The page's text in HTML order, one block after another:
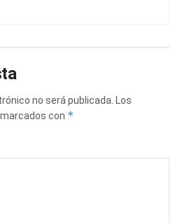
no será publicada. Los
con *